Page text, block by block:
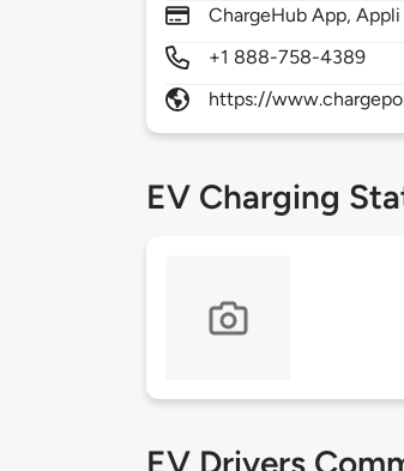
ChargeHub App, Appli
+1 888-758-4389
https://
EV Charging
EV Drivers